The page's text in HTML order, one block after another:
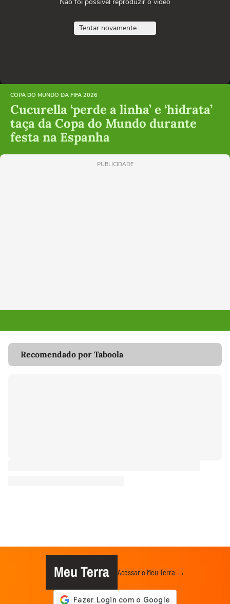
Tentar novamente
COPA DO MUNDO DA FIFA 2026
Cucurella ‘perde a linha’ e ‘hidrata’
taça da Copa do Mundo durante
festa na Espanha
PUBLICIDADE
Recomendado por Taboola
Meu Terra Acessar o Meu Terra →